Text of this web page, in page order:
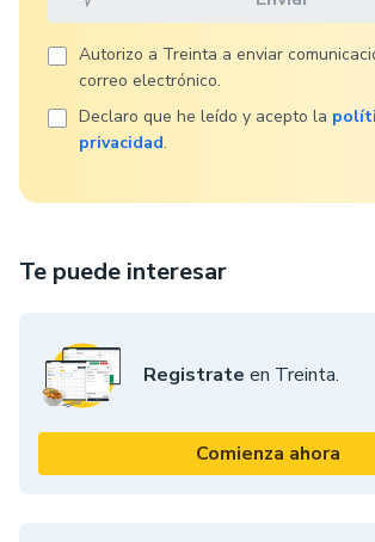
Te puede interesar
Registrate en Treinta.
Comienza ahora
Autorizo ​​a Treinta a enviar
correo electrónico.
Declaro que he leído y acepto la
privacidad.